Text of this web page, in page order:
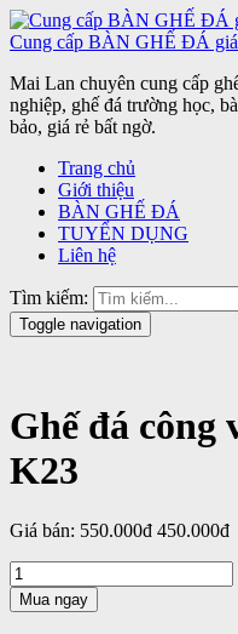
Cung cấp BÀN GHẾ ĐÁ giá
Mai Lan chuyên cung cấp
nghiệp, ghế đá trường học,
bảo, giá rẻ bất ngờ.
Trang chủ
Giới thiệu
BÀN GHẾ ĐÁ
TUYỂN DỤNG
Liên hệ
Tìm kiếm:
Toggle navigation
Ghế đá công
K23
Giá bán: 550.000đ 450.000đ
Mua ngay